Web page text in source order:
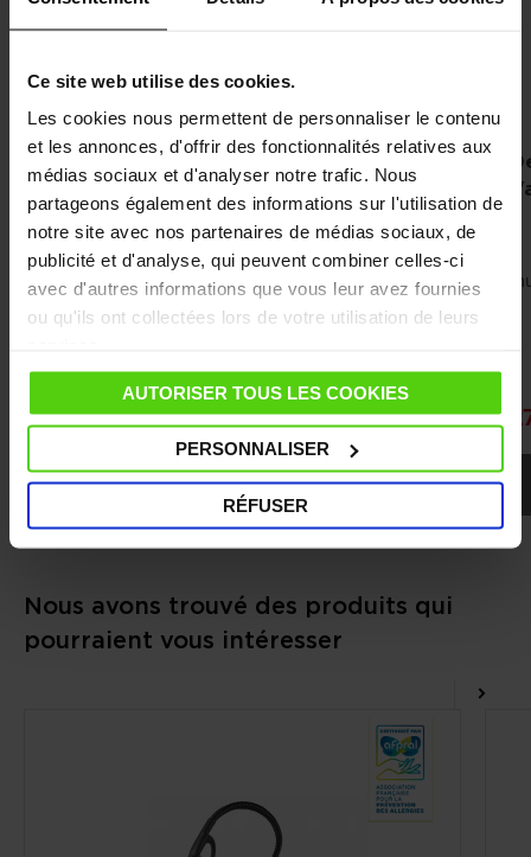
Ce site web utilise des cookies.
Les cookies nous permettent de personnaliser le contenu
et les annonces, d'offrir des fonctionnalités relatives aux
médias sociaux et d'analyser notre trafic. Nous
partageons également des informations sur l'utilisation de
notre site avec nos partenaires de médias sociaux, de
publicité et d'analyse, qui peuvent combiner celles-ci
avec d'autres informations que vous leur avez fournies
ou qu'ils ont collectées lors de votre utilisation de leurs
AUTORISER TOUS LES COOKIES
PERSONNALISER
RÉFUSER
Fer Fluid Curve pour Polti Vaporetto
PFEU0035
Fer accessoire pour Polti Vaporetto
Semelle multidirectionnelle brevetée
Led sur la poignée
106,90 €
ACHETER
Nous avons trouvé des produits qui
pourraient vous intéresser